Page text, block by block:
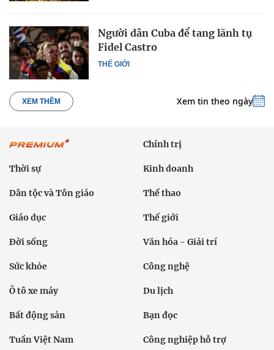
THẾ GIỚI
Người dân Cuba để tang lãnh tụ
Fidel Castro
XEM THÊM Xem tin theo ngày
Chính trị
Thời sự Kinh doanh
Dân tộc và Tôn giáo Thể thao
Giáo dục Thế giới
Đời sống Văn hóa - Giải trí
Sức khỏe Công nghệ
Ô tô xe máy Du lịch
Bất động sản Bạn đọc
Tuần Việt Nam Công nghiệp hỗ trợ